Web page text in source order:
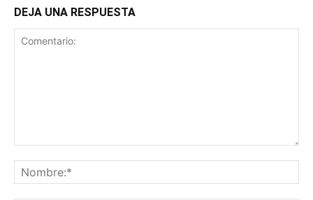
DEJA UNA RESPUESTA